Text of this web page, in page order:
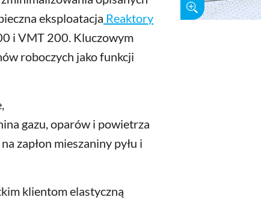
eksploatacja Reaktory
i VMT 200. Kluczowym
roboczych jako funkcji
gazu, oparów i powietrza
zapłon mieszaniny pyłu i
klientom elastyczną